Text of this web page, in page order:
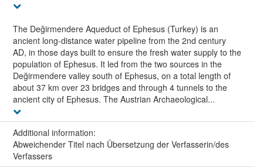
The Değirmendere Aqueduct of Ephesus (Turkey) is an
ancient long-distance water pipeline from the 2nd century
AD, in those days built to ensure the fresh water supply to the
population of Ephesus. It led from the two sources in the
Değirmendere valley south of Ephesus, on a total length of
about 37 km over 23 bridges and through 4 tunnels to the
ancient city of Ephesus. The Austrian Archaeological...
Additional information:
Abweichender Titel nach Übersetzung der Verfasserin/des
Verfassers